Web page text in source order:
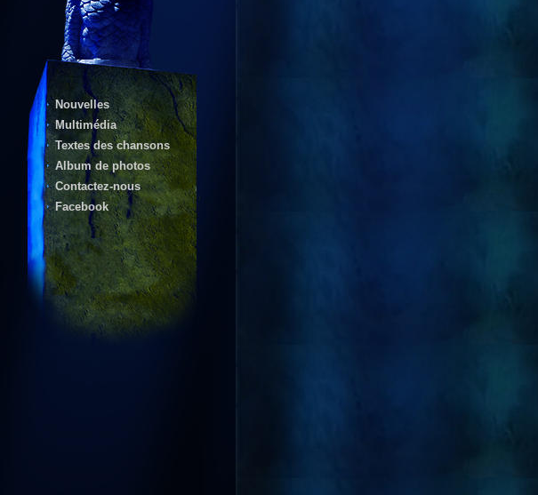
Nouvelles
Multimédia
Textes des chansons
Album de photos
Contactez-nous
Facebook